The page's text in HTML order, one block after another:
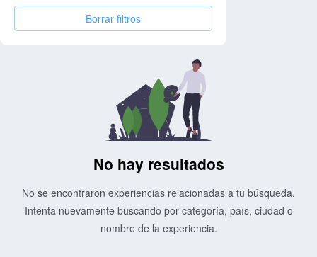
Borrar filtros
No hay resultados
No se encontraron experiencias relacionadas a tu búsqueda.
Intenta nuevamente buscando por categoría, país, ciudad o
nombre de la experiencia.